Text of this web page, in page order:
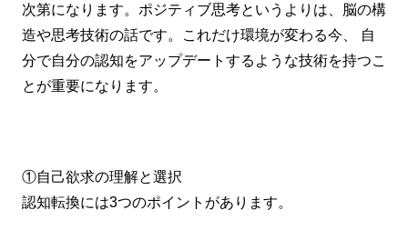
次第になります。ポジティブ思考というよりは、脳の構
造や思考技術の話です。これだけ環境が変わる今、 自
分で自分の認知をアップデートするような技術を持つこ
とが重要になります。
①自己欲求の理解と選択
認知転換には3つのポイントがあります。